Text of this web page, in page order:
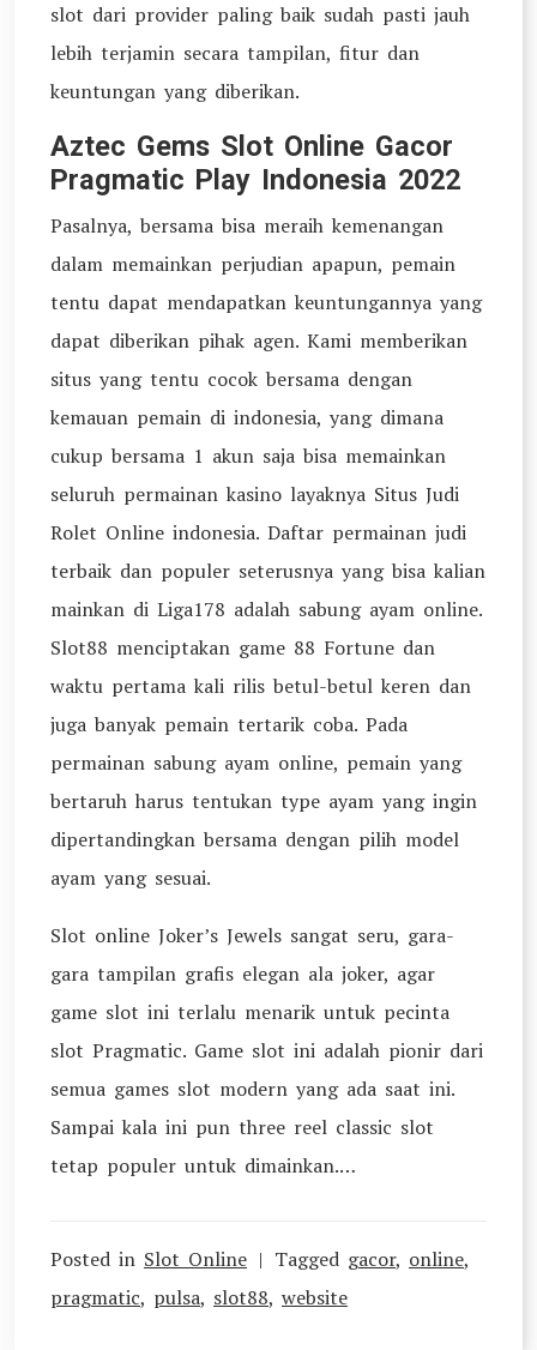
slot dari provider paling baik sudah pasti jauh
lebih terjamin secara tampilan, fitur dan
keuntungan yang diberikan.
Aztec Gems Slot Online Gacor
Pragmatic Play Indonesia 2022
Pasalnya, bersama bisa meraih kemenangan
dalam memainkan perjudian apapun, pemain
tentu dapat mendapatkan keuntungannya yang
dapat diberikan pihak agen. Kami memberikan
situs yang tentu cocok bersama dengan
kemauan pemain di indonesia, yang dimana
cukup bersama 1 akun saja bisa memainkan
seluruh permainan kasino layaknya Situs Judi
Rolet Online indonesia. Daftar permainan judi
terbaik dan populer seterusnya yang bisa kalian
mainkan di Liga178 adalah sabung ayam online.
Slot88 menciptakan game 88 Fortune dan
waktu pertama kali rilis betul-betul keren dan
juga banyak pemain tertarik coba. Pada
permainan sabung ayam online, pemain yang
bertaruh harus tentukan type ayam yang ingin
dipertandingkan bersama dengan pilih model
ayam yang sesuai.
Slot online Joker’s Jewels sangat seru, gara-
gara tampilan grafis elegan ala joker, agar
game slot ini terlalu menarik untuk pecinta
slot Pragmatic. Game slot ini adalah pionir dari
semua games slot modern yang ada saat ini.
Sampai kala ini pun three reel classic slot
tetap populer untuk dimainkan.…
Posted in Slot Online Tagged gacor, online,
pragmatic, pulsa, slot88, website